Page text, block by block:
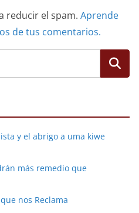
reducir el spam. Aprende
de tus comentarios.
y el abrigo a uma kiwe
más remedio que
nos Reclama